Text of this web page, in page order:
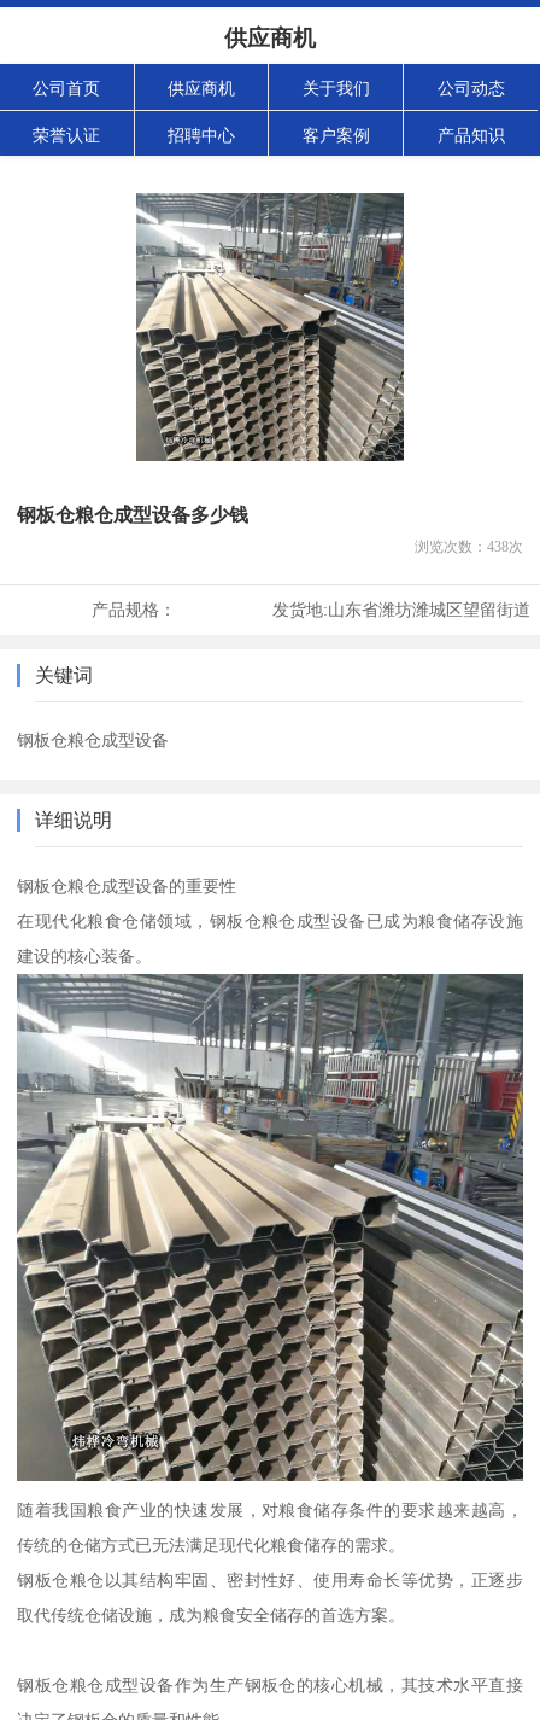
供应商机
公司首页 供应商机 关于我们 公司动态
荣誉认证 招聘中心 客户案例 产品知识
钢板仓粮仓成型设备多少钱
浏览次数： 438次
产品规格： 发货地:山东省潍坊潍城区望留街道
关键词
钢板仓粮仓成型设备
详细说明
钢板仓粮仓成型设备的重要性
在现代化粮食仓储领域，钢板仓粮仓成型设备已成为粮食储存设施
建设的核心装备。
随着我国粮食产业的快速发展，对粮食储存条件的要求越来越高，
传统的仓储方式已无法满足现代化粮食储存的需求。
钢板仓粮仓以其结构牢固、密封性好、使用寿命长等优势，正逐步
取代传统仓储设施，成为粮食安全储存的首选方案。
钢板仓粮仓成型设备作为生产钢板仓的核心机械，其技术水平直接